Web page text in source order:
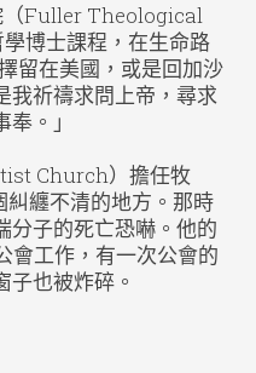
（Fuller Theological
博士課程，在生命路
留在美國，或是回加沙
我祈禱求問上帝，尋求
。」
Church）擔任牧
纏不清的地方。那時
分子的死亡恐嚇。他的
會工作，有一次公會的
也被炸碎。